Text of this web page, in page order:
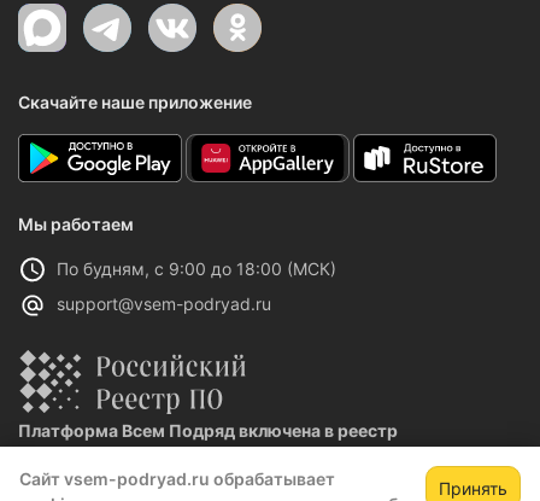
Сайт vsem-podryad.ru обрабатывает
Принять
Скачайте наше приложение
Мы работаем
По будням, с 9:00 до 18:00 (МСК)
support@vsem-podryad.ru
Платформа Всем Подряд включена в реестр
Реестровая запись №32021 от 06.02.2026